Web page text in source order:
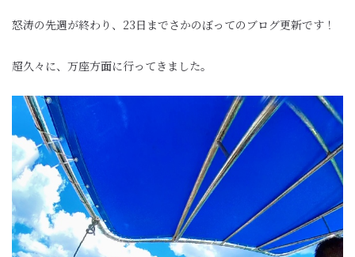
怒涛の先週が終わり、23日までさかのぼってのブログ更新です！
超久々に、万座方面に行ってきました。